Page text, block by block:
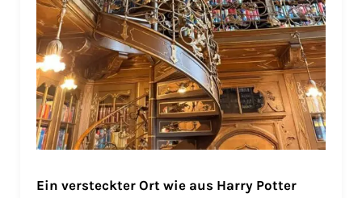
Ein versteckter Ort wie aus Harry Potter